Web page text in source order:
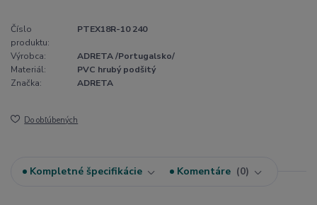
Číslo
produktu:
PTEX18R-10 240
Výrobca:
ADRETA /Portugalsko/
Materiál:
PVC hrubý podšitý
Značka:
ADRETA
Do obľúbených
Kompletné špecifikácie Komentáre 0